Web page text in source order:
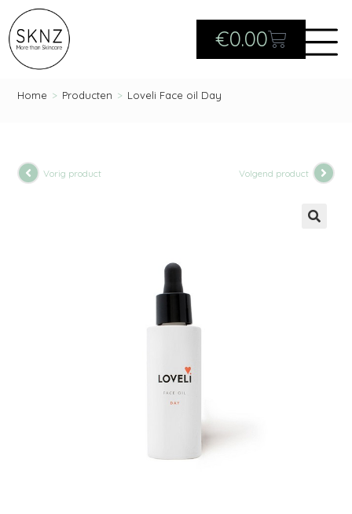
€0.00
Home > Producten > Loveli Face oil Day
Vorig product Volgend product